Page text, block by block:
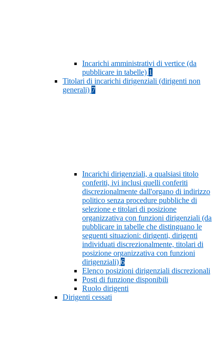
Incarichi amministrativi di vertice (da
pubblicare in tabelle) 1
Titolari di incarichi dirigenziali (dirigenti non
generali) 7
Incarichi dirigenziali, a qualsiasi titolo
conferiti, ivi inclusi quelli conferiti
discrezionalmente dall'organo di indirizzo
politico senza procedure pubbliche di
selezione e titolari di posizione
organizzativa con funzioni dirigenziali (da
pubblicare in tabelle che distinguano le
seguenti situazioni: dirigenti, dirigenti
individuati discrezionalmente, titolari di
posizione organizzativa con funzioni
dirigenziali) 6
Elenco posizioni dirigenziali discrezionali
Posti di funzione disponibili
Ruolo dirigenti
Dirigenti cessati